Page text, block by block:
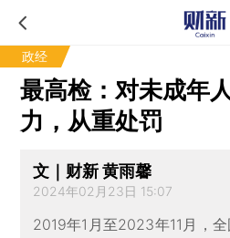
政经
最高检：对未成年
力，从重处罚
文｜财新 黄雨馨
2024年02月23日 15:07
2019年1月至2023年11月，